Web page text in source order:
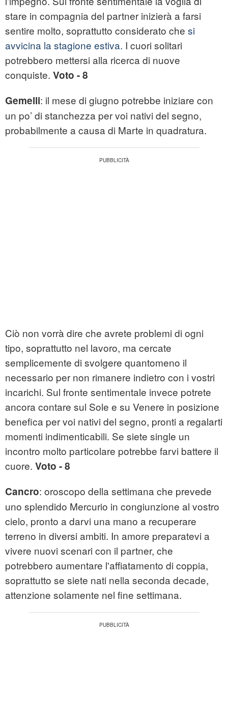
stare in compagnia del partner inizierà a farsi
sentire molto, soprattutto considerato che si
avvicina la stagione estiva. I cuori solitari
potrebbero mettersi alla ricerca di nuove
conquiste. Voto - 8
Gemelli: il mese di giugno potrebbe iniziare con
un po’ di stanchezza per voi nativi del segno,
probabilmente a causa di Marte in quadratura.
Ciò non vorrà dire che avrete problemi di ogni
tipo, soprattutto nel lavoro, ma cercate
semplicemente di svolgere quantomeno il
necessario per non rimanere indietro con i vostri
incarichi. Sul fronte sentimentale invece potrete
ancora contare sul Sole e su Venere in posizione
benefica per voi nativi del segno, pronti a regalarti
momenti indimenticabili. Se siete single un
incontro molto particolare potrebbe farvi battere il
cuore. Voto - 8
Cancro: oroscopo della settimana che prevede
uno splendido Mercurio in congiunzione al vostro
cielo, pronto a darvi una mano a recuperare
terreno in diversi ambiti. In amore preparatevi a
vivere nuovi scenari con il partner, che
potrebbero aumentare l'affiatamento di coppia,
soprattutto se siete nati nella seconda decade,
attenzione solamente nel fine settimana.